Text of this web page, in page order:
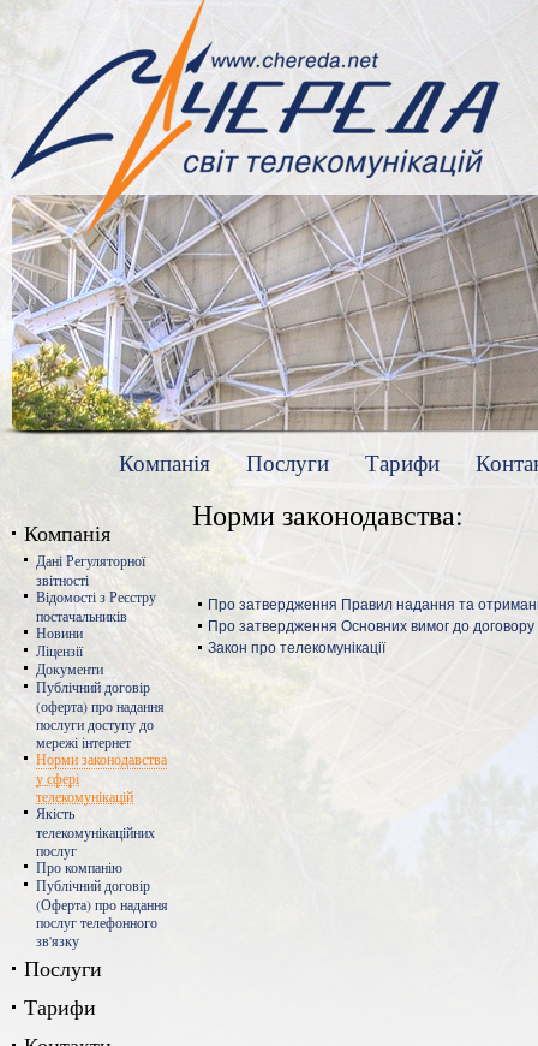
Компанія Послуги Тарифи
Компанія
Дані Регуляторної
звітності
Відомості з Реєстру
постачальників
Новини
Ліцензії
Документи
Публічний договір
(оферта) про надання
послуги доступу до
мережі інтернет
Норми законодавства
у сфері
телекомунікацій
Якість
телекомунікаційних
послуг
Про компанію
Публічний договір
(Оферта) про надання
послуг телефонного
зв'язку
Послуги
Тарифи
Норми законодавства:
Про затвердження Правил надання та
Про затвердження Oсновних вимог до договору
Закон про телекомунікації